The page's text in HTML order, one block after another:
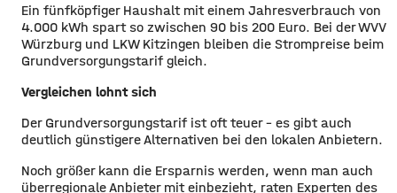
Ein fünfköpfiger Haushalt mit einem Jahresverbrauch von
4.000 kWh spart so zwischen 90 bis 200 Euro. Bei der WVV
Würzburg und LKW Kitzingen bleiben die Strompreise beim
Grundversorgungstarif gleich.
Vergleichen lohnt sich
Der Grundversorgungstarif ist oft teuer – es gibt auch
deutlich günstigere Alternativen bei den lokalen Anbietern.
Noch größer kann die Ersparnis werden, wenn man auch
überregionale Anbieter mit einbezieht, raten Experten des